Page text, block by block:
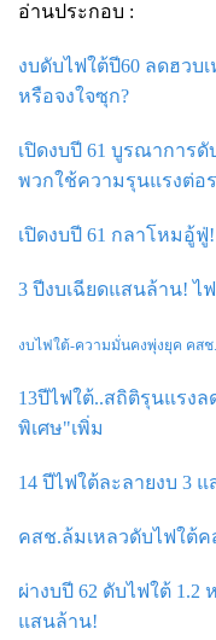
อ่านประกอบ :
งบดับไฟใต้ปี60 ลดฮว
หรือจงใจซุก?
เปิดงบปี 61 บูรณาการ
พวกใช้ความรุนแรงต่อ
เปิดงบปี 61 กลาโหมอู้
3 ปีงบเฉียดแสนล้าน! ไ
งบไฟใต้-ความมั่นคงพุ่งยุค คสช.
13ปีไฟใต้..สถิติรุนแรง
พิเศษ"เพิ่ม
14 ปีไฟใต้ละลายงบ 3
คสช.ล้มเหลวดับไฟใต้
ผ่างบปี 62 ดับไฟใต้
แสนล้าน!